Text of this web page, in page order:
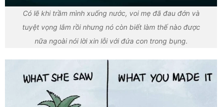
Có lẽ khi trầm mình xuống nước, voi mẹ đã đau đớn và
tuyệt vọng lắm rồi nhưng nó còn biết làm thế nào được
nữa ngoài nói lời xin lỗi với đứa con trong bụng.